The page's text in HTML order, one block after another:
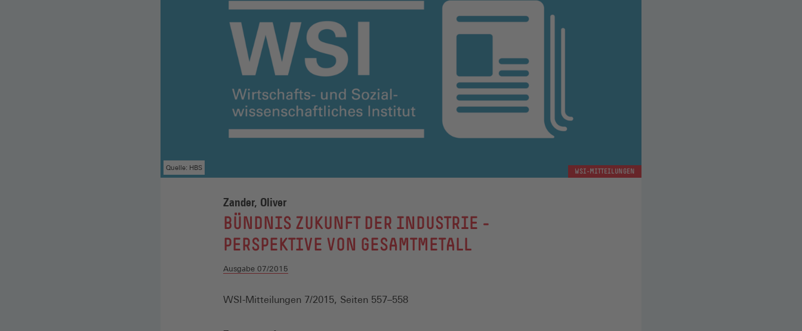
Quelle: HBS WSI-MITTEILUNGEN
Zander, Oliver
:
BÜNDNIS ZUKUNFT DER INDUSTRIE -
PERSPEKTIVE VON GESAMTMETALL
Ausgabe 07/2015
WSI-Mitteilungen 7/2015, Seiten 557–558